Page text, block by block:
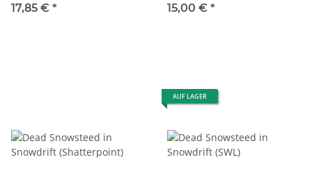
17,85 € *
15,00 € *
AUF LAGER